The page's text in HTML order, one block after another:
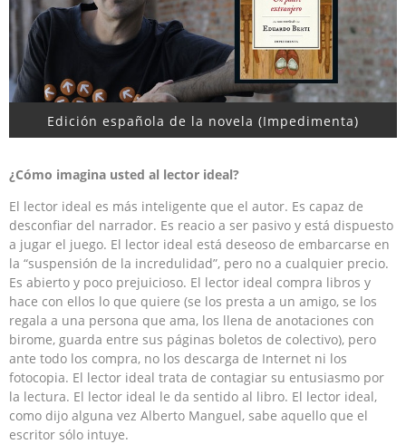
Edición española de la novela (Impedimenta)
¿Cómo imagina usted al lector ideal?
El lector ideal es más inteligente que el autor. Es capaz de
desconfiar del narrador. Es reacio a ser pasivo y está dispuesto
a jugar el juego. El lector ideal está deseoso de embarcarse en
la “suspensión de la incredulidad”, pero no a cualquier precio.
Es abierto y poco prejuicioso. El lector ideal compra libros y
hace con ellos lo que quiere (se los presta a un amigo, se los
regala a una persona que ama, los llena de anotaciones con
birome, guarda entre sus páginas boletos de colectivo), pero
ante todo los compra, no los descarga de Internet ni los
fotocopia. El lector ideal trata de contagiar su entusiasmo por
la lectura. El lector ideal le da sentido al libro. El lector ideal,
como dijo alguna vez Alberto Manguel, sabe aquello que el
escritor sólo intuye.